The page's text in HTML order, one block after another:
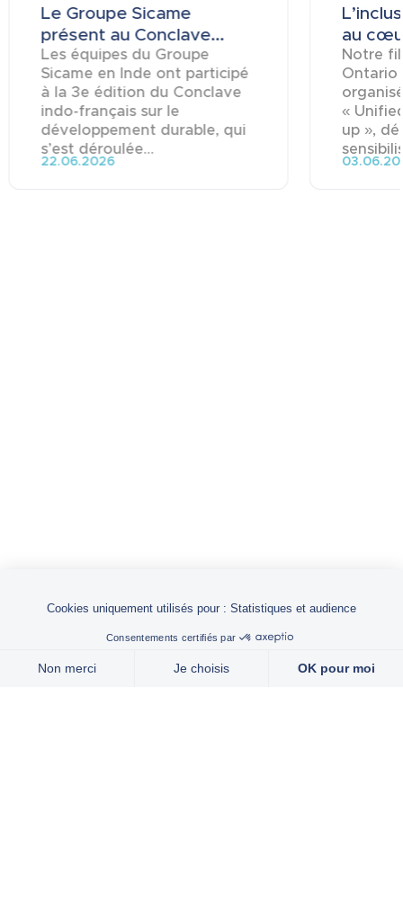
Le Groupe Sicame
présent au Conclave...
Les équipes du Groupe
Sicame en Inde ont participé
à la 3e édition du Conclave
indo-français sur le
développement durable, qui
s’est déroulée...
22.06.2026
au
Notre
Ontario
«
up »,